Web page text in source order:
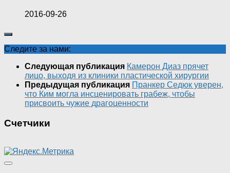
2016-09-26
Следите за нами:
Следующая публикация Камерон Диаз прячет
лицо, выходя из клиники пластической хирургии
Предыдущая публикация Пранкер Седюк уверен,
что Ким могла инсценировать грабеж, чтобы
присвоить чужие драгоценности
Счетчики